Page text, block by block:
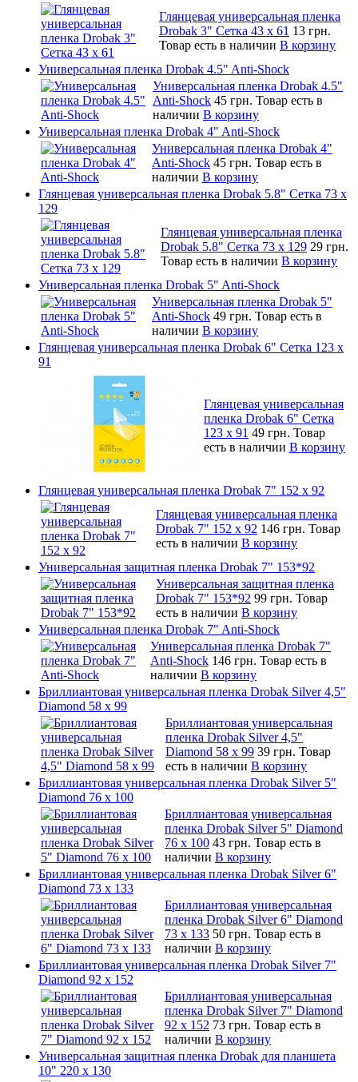
Глянцевая универсальная пленка
Drobak 3" Сетка 43 x 61 13 грн.
Товар есть в наличии В корзину
Универсальная пленка Drobak 4.5" Anti-Shock
Универсальная пленка Drobak 4.5"
Anti-Shock 45 грн. Товар есть в
наличии В корзину
Универсальная пленка Drobak 4" Anti-Shock
Универсальная пленка Drobak 4"
Anti-Shock 45 грн. Товар есть в
наличии В корзину
Глянцевая универсальная пленка Drobak 5.8" Сетка 73 x
129
Глянцевая универсальная пленка
Drobak 5.8" Сетка 73 x 129 29 грн.
Товар есть в наличии В корзину
Универсальная пленка Drobak 5" Anti-Shock
Универсальная пленка Drobak 5"
Anti-Shock 49 грн. Товар есть в
наличии В корзину
Глянцевая универсальная пленка Drobak 6" Сетка 123 х
91
Глянцевая универсальная
пленка Drobak 6" Сетка
123 х 91 49 грн. Товар
есть в наличии В корзину
Глянцевая универсальная пленка Drobak 7" 152 x 92
Глянцевая универсальная пленка
Drobak 7" 152 x 92 146 грн. Товар
есть в наличии В корзину
Универсальная защитная пленка Drobak 7" 153*92
Универсальная защитная пленка
Drobak 7" 153*92 99 грн. Товар
есть в наличии В корзину
Универсальная пленка Drobak 7" Anti-Shock
Универсальная пленка Drobak 7"
Anti-Shock 146 грн. Товар есть в
наличии В корзину
Бриллиантовая универсальная пленка Drobak Silver 4,5"
Diamond 58 х 99
Бриллиантовая универсальная
пленка Drobak Silver 4,5"
Diamond 58 х 99 39 грн. Товар
есть в наличии В корзину
Бриллиантовая универсальная пленка Drobak Silver 5"
Diamond 76 х 100
Бриллиантовая универсальная
пленка Drobak Silver 5" Diamond
76 х 100 43 грн. Товар есть в
наличии В корзину
Бриллиантовая универсальная пленка Drobak Silver 6"
Diamond 73 х 133
Бриллиантовая универсальная
пленка Drobak Silver 6" Diamond
73 х 133 50 грн. Товар есть в
наличии В корзину
Бриллиантовая универсальная пленка Drobak Silver 7"
Diamond 92 х 152
Бриллиантовая универсальная
пленка Drobak Silver 7" Diamond
92 х 152 73 грн. Товар есть в
наличии В корзину
Универсальная защитная пленка Drobak для планшета
10" 220 x 130